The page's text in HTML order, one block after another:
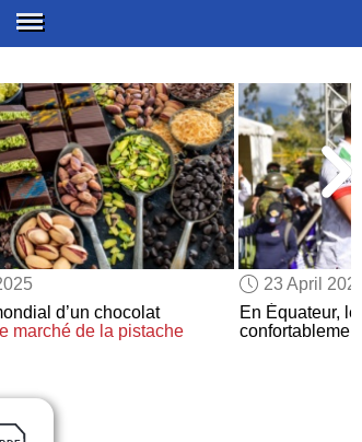
SUBSCRIBE
EDUCATIONAL LICENSES
GIFT CARDS
OTHER LANGUAGES
ABOUT US
ALEXA
ADJUST COLORS
d’un chocolat
le marché de la pistache
23 April
En Équateur,